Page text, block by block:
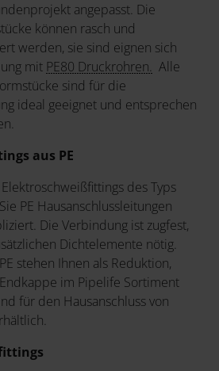
angepasst. Die
können rasch und
werden, sie sind eignen sich
mit PE80 Druckrohren. Alle
sind für die
ideal geeignet und entsprechen
aus PE
des Typs
PE Hausanschlussleitungen
Die Verbindung ist zugfest,
Dichtelemente nötig.
stehen Ihnen als Reduktion,
im Pipelife Sortiment
für den Hausanschluss von